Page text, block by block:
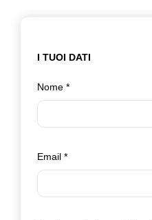
I TUOI DATI
Nome *
Email *